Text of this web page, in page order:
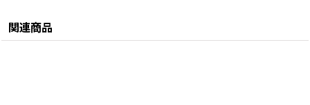
関連商品